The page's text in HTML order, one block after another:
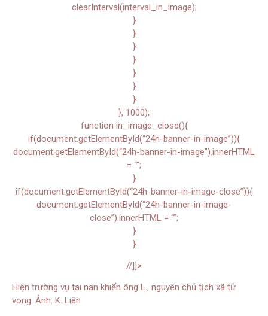
clearInterval(interval_in_image);
}
}
}
}
}
}
}
}, 1000);
function in_image_close(){
if(document.getElementById(“24h-banner-in-image”)){
document.getElementById(“24h-banner-in-image”).innerHTML
= “”;
}
if(document.getElementById(“24h-banner-in-image-close”)){
document.getElementById(“24h-banner-in-image-
close”).innerHTML = “”;
}
}
//]]>
Hiện trường vụ tai nan khiến ông L., nguyên chủ tịch xã tử
vong. Ảnh: K. Liên